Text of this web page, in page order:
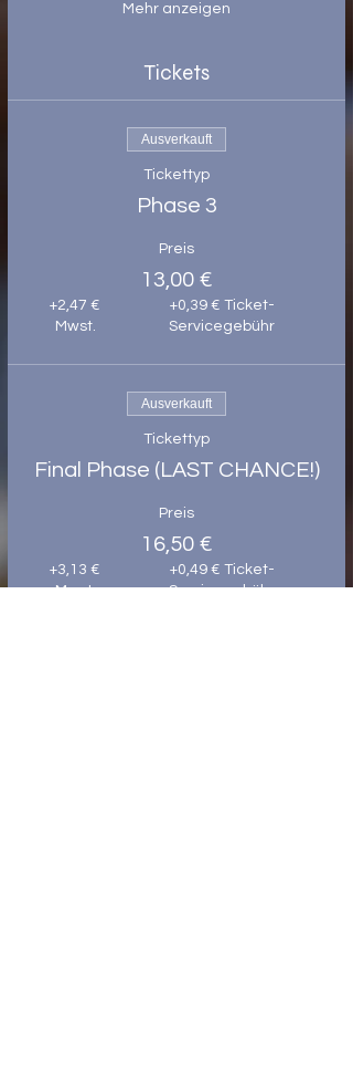
Mehr anzeigen
Tickets
Ausverkauft
Tickettyp
Phase 3
Preis
13,00 €
+2,47 €
Mwst.
+0,39 € Ticket-
Servicegebühr
Ausverkauft
Tickettyp
Final Phase (LAST CHANCE!)
Preis
16,50 €
+3,13 €
Mwst.
+0,49 € Ticket-
Servicegebühr